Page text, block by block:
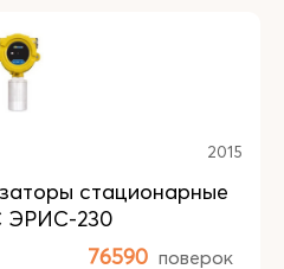
2015
стационарные
ЭРИС-230
76590 поверок